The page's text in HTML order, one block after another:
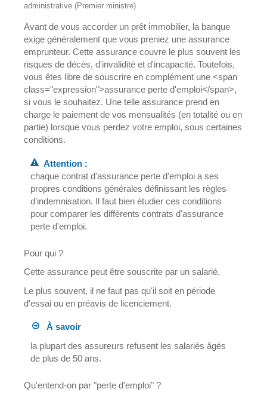
administrative (Premier ministre)
Avant de vous accorder un prêt immobilier, la banque
exige généralement que vous preniez une assurance
emprunteur. Cette assurance couvre le plus souvent les
risques de décès, d'invalidité et d'incapacité. Toutefois,
vous êtes libre de souscrire en complément une <span
class="expression">assurance perte d'emploi</span>,
si vous le souhaitez. Une telle assurance prend en
charge le paiement de vos mensualités (en totalité ou en
partie) lorsque vous perdez votre emploi, sous certaines
conditions.
Attention :
chaque contrat d'assurance perte d'emploi a ses
propres conditions générales définissant les règles
d'indemnisation. Il faut bien étudier ces conditions
pour comparer les différents contrats d'assurance
perte d'emploi.
Pour qui ?
Cette assurance peut être souscrite par un salarié.
Le plus souvent, il ne faut pas qu'il soit en période
d'essai ou en préavis de licenciement.
À savoir
la plupart des assureurs refusent les salariés âgés
de plus de 50 ans.
Qu'entend-on par "perte d'emploi" ?